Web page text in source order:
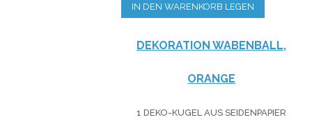
IN DEN WARENKORB LEGEN
DEKORATION WABENBALL,
ORANGE
1 DEKO-KUGEL AUS SEIDENPAPIER